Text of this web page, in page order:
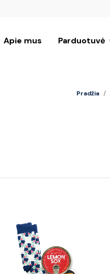
Apie mus Parduotuvė
Pradžia /